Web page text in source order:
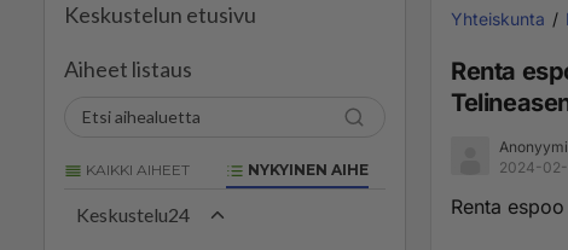
Keskustelun etusivu
Aiheet listaus
KAIKKI AIHEET NYKYINEN AIHE
Keskustelu24
Yhteiskunta
Renta
2024-02-
Renta